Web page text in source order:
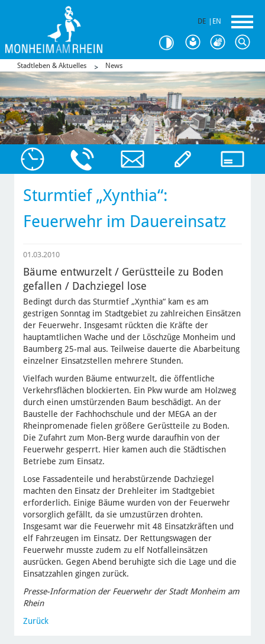
DE EN
Stadtleben & Aktuelles News
Sturmtief „Xynthia“:
Feuerwehr im Dauereinsatz
01.03.2010
Bäume entwurzelt / Gerüstteile zu Boden
gefallen / Dachziegel lose
Bedingt durch das Sturmtief „Xynthia“ kam es am
gestrigen Sonntag im Stadtgebiet zu zahlreichen Einsätzen
der Feuerwehr. Insgesamt rückten die Kräfte der
hauptamtlichen Wache und der Löschzüge Monheim und
Baumberg 25-mal aus. Teilweise dauerte die Abarbeitung
einzelner Einsatzstellen mehrere Stunden.
Vielfach wurden Bäume entwurzelt, die öffentliche
Verkehrsflächen blockierten. Ein Pkw wurde am Holzweg
durch einen umstürzenden Baum beschädigt. An der
Baustelle der Fachhochschule und der MEGA an der
Rheinpromenade fielen größere Gerüstteile zu Boden.
Die Zufahrt zum Mon-Berg wurde daraufhin von der
Feuerwehr gesperrt. Hier kamen auch die Städtischen
Betriebe zum Einsatz.
Lose Fassadenteile und herabstürzende Dachziegel
machten den Einsatz der Drehleiter im Stadtgebiet
erforderlich. Einige Bäume wurden von der Feuerwehr
vorsorglich gefällt, da sie umzustürzen drohten.
Insgesamt war die Feuerwehr mit 48 Einsatzkräften und
elf Fahrzeugen im Einsatz. Der Rettungswagen der
Feuerwehr musste zudem zu elf Notfalleinsätzen
ausrücken. Gegen Abend beruhigte sich die Lage und die
Einsatzzahlen gingen zurück.
Presse-Information der Feuerwehr der Stadt Monheim am
Rhein
Zurück